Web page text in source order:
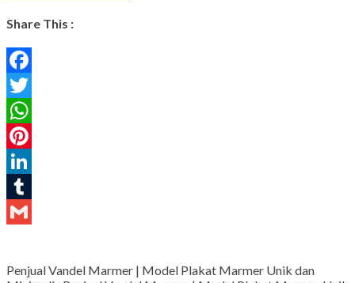
Share This :
Facebook
Twitter
WhatsApp
Pinterest
LinkedIn
Tumblr
Penjual Vandel Marmer | Model Plakat Marmer Unik dan